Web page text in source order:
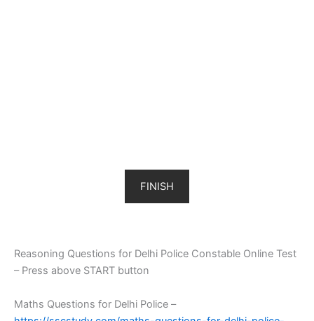
FINISH
Reasoning Questions for Delhi Police Constable Online Test
– Press above START button
Maths Questions for Delhi Police –